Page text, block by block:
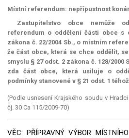
Místní referendum: nepřípustnost
Zastupitelstvo obce nemůže
referendum o oddělení části obce s
zákona č. 22/2004 Sb., o místním
že část obce, která se chce oddělit,
smyslu § 27 odst. 2 zákona č. 128/
zda část obce, která usiluje o
podmínky stanovené v § 21 odst. 1
(Podle usnesení Krajského soudu v
čj. 30 Ca 115/2009-70)
VĚC: PŘÍPRAVNÝ VÝBOR